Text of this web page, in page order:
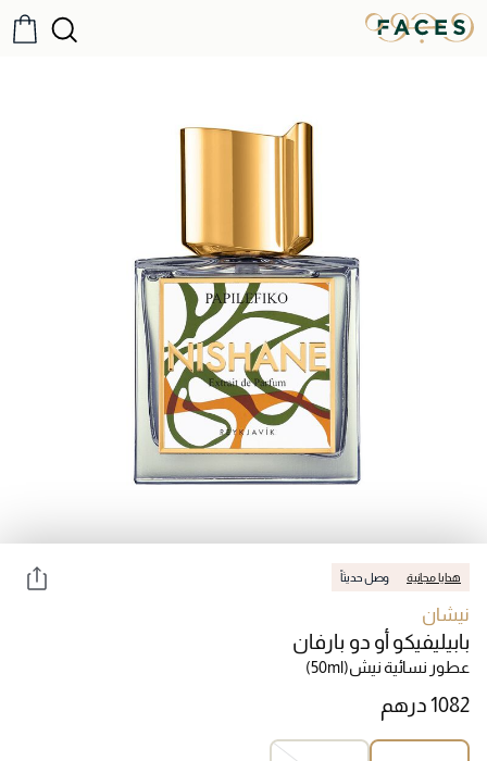
هدايا مجانية وصل حديثاً
نيشان
بابيليفيكو أو دو بارفان
عطور نسائية نيش(50ml)